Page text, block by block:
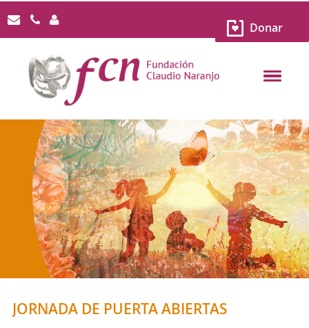
Donar
JORNADA DE PUERTA ABIERTAS